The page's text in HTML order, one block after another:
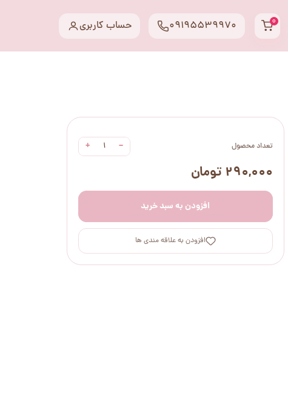
۰ حساب کاربری 09195539970
تعداد محصول −
+
۲۹۰,۰۰۰ تومان
افزودن به سبد خرید
افزودن به علاقه مندی ها